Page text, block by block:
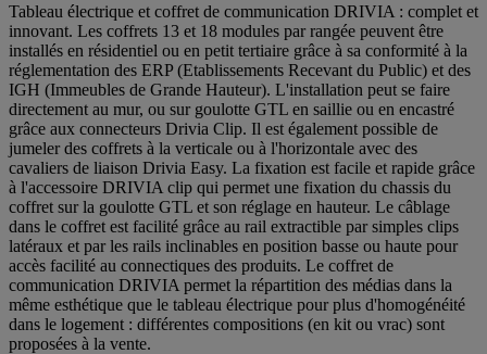
Tableau électrique et coffret de communication DRIVIA : complet et
innovant. Les coffrets 13 et 18 modules par rangée peuvent être
installés en résidentiel ou en petit tertiaire grâce à sa conformité à la
réglementation des ERP (Etablissements Recevant du Public) et des
IGH (Immeubles de Grande Hauteur). L'installation peut se faire
directement au mur, ou sur goulotte GTL en saillie ou en encastré
grâce aux connecteurs Drivia Clip. Il est également possible de
jumeler des coffrets à la verticale ou à l'horizontale avec des
cavaliers de liaison Drivia Easy. La fixation est facile et rapide grâce
à l'accessoire DRIVIA clip qui permet une fixation du chassis du
coffret sur la goulotte GTL et son réglage en hauteur. Le câblage
dans le coffret est facilité grâce au rail extractible par simples clips
latéraux et par les rails inclinables en position basse ou haute pour
accès facilité au connectiques des produits. Le coffret de
communication DRIVIA permet la répartition des médias dans la
même esthétique que le tableau électrique pour plus d'homogénéité
dans le logement : différentes compositions (en kit ou vrac) sont
proposées à la vente.